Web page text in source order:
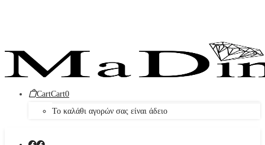
CartCart0
Το καλάθι αγορών σας είναι άδειο